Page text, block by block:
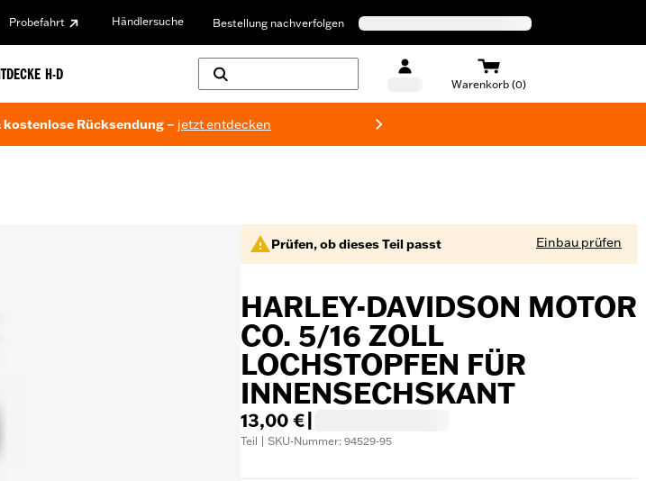
Probefahrt Händlersuche Bestellung nachverfolgen
H-D
Warenkorb (0)
kostenlose Rücksendung – jetzt entdecken
Prüfen, ob dieses Teil passt Einbau prüfen
HARLEY-DAVIDSON MOTOR
CO. 5/16 ZOLL
LOCHSTOPFEN FÜR
INNENSECHSKANT
13,00 €
Teil | SKU-Nummer: 94529-95